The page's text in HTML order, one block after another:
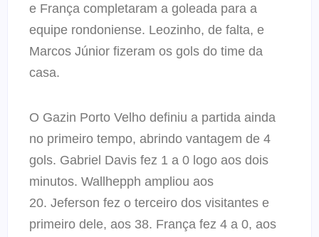
e França completaram a goleada para a
equipe rondoniense. Leozinho, de falta, e
Marcos Júnior fizeram os gols do time da
casa.
O Gazin Porto Velho definiu a partida ainda
no primeiro tempo, abrindo vantagem de 4
gols. Gabriel Davis fez 1 a 0 logo aos dois
minutos. Wallhepph ampliou aos
20. Jeferson fez o terceiro dos visitantes e
primeiro dele, aos 38. França fez 4 a 0, aos